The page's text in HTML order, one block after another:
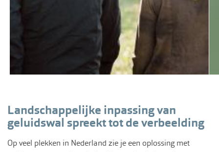
Landschappelijke inpassing van
geluidswal spreekt tot de verbeelding
Op veel plekken in Nederland zie je een oplossing met